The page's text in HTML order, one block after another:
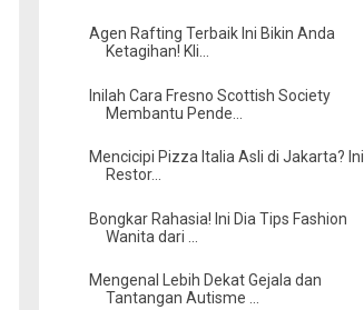
Agen Rafting Terbaik Ini Bikin Anda
Ketagihan! Kli...
Inilah Cara Fresno Scottish Society
Membantu Pende...
Mencicipi Pizza Italia Asli di Jakarta? Ini
Restor...
Bongkar Rahasia! Ini Dia Tips Fashion
Wanita dari ...
Mengenal Lebih Dekat Gejala dan
Tantangan Autisme ...